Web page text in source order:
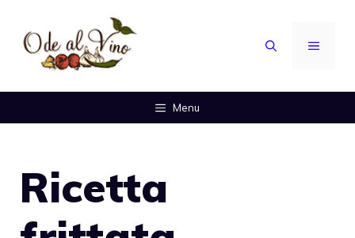
contenuto
MENU
Menu
Ricetta